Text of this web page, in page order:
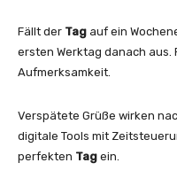
Fällt der Tag auf ein
ersten Werktag danach
Aufmerksamkeit.
Verspätete Grüße wirken
digitale Tools mit
perfekten Tag ein.